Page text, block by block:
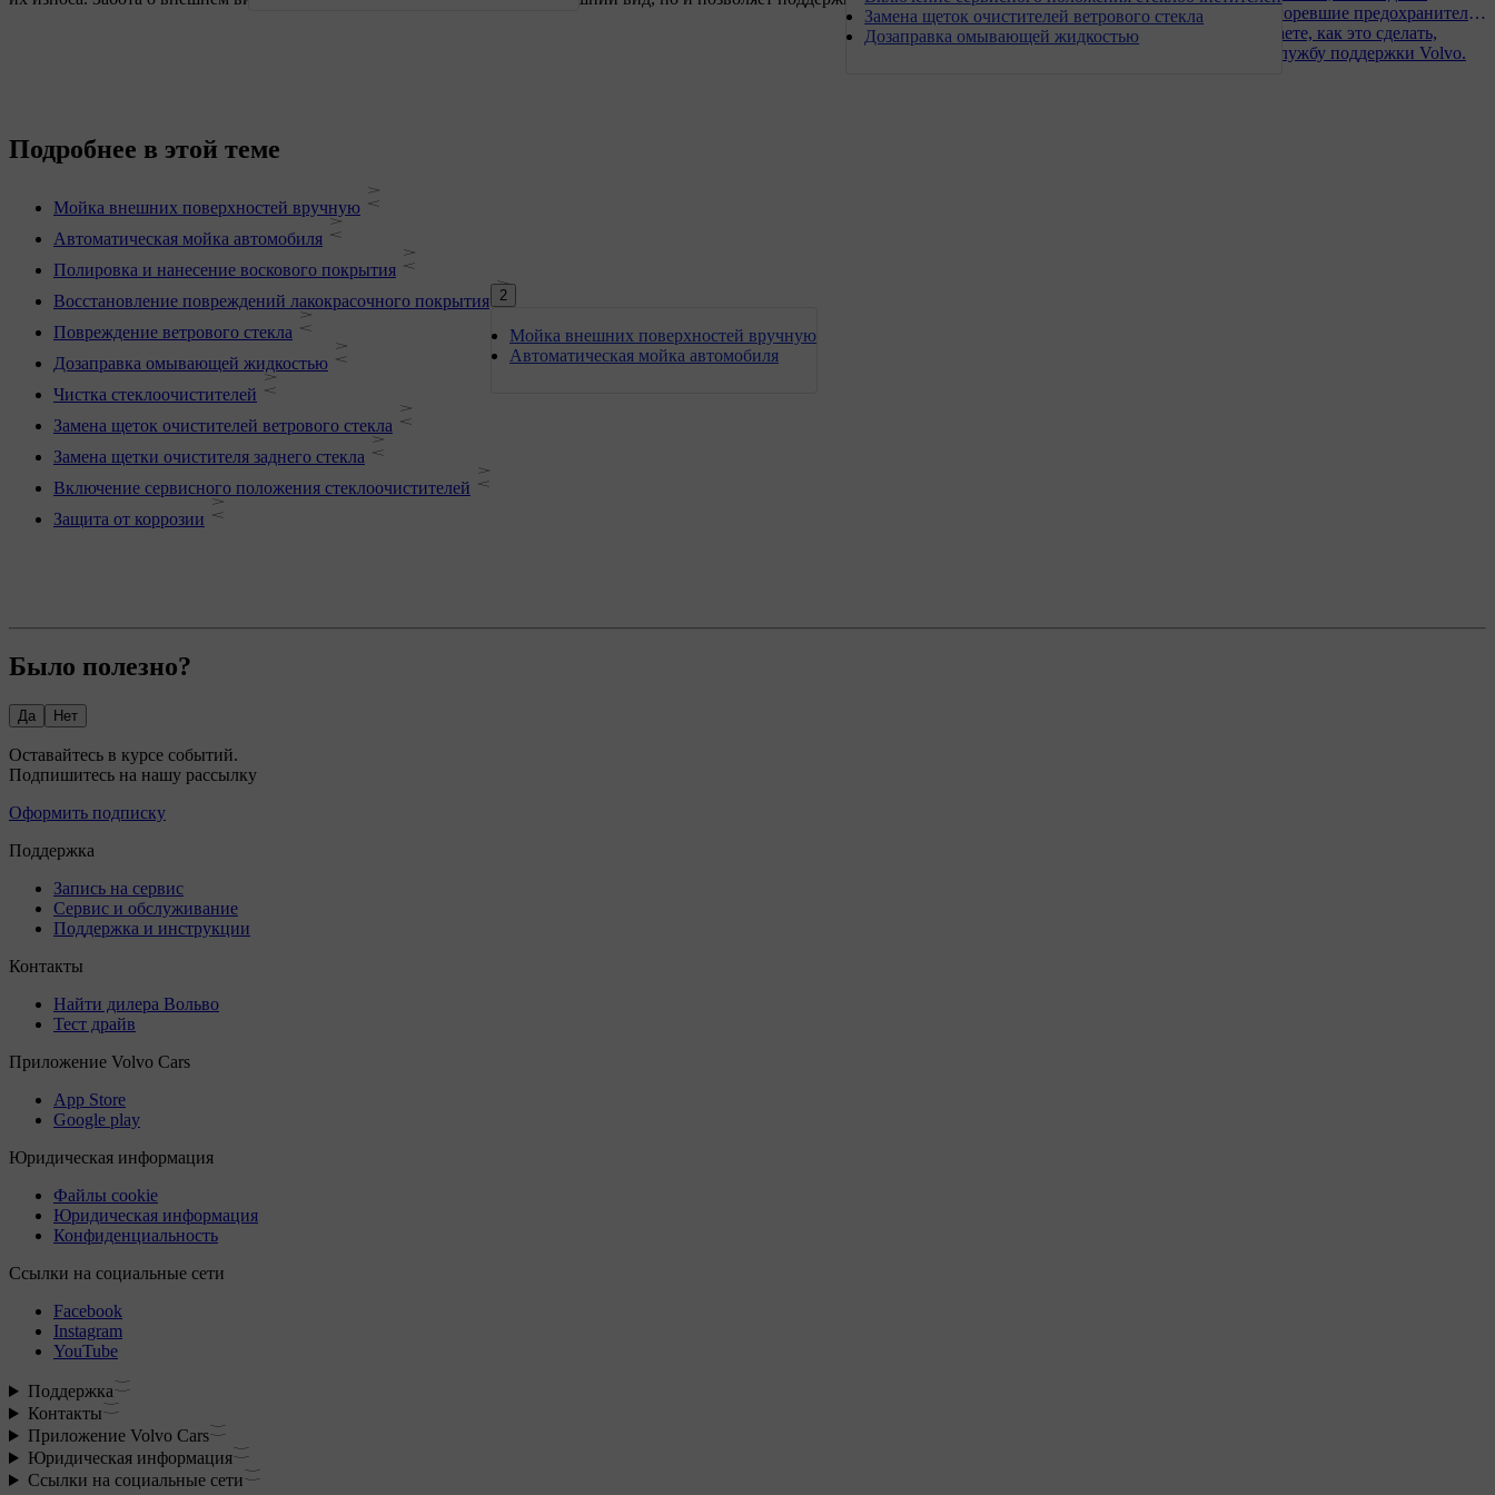
Замена щеток очистителей ветрового стекла
Дозаправка омывающей жидкостью
2
Мойка внешних поверхностей вручную
Автоматическая мойка автомобиля
заменять перегоревшие предохранители.
Если вы не знаете, как это сделать,
обратитесь в службу поддержки Volvo.
Подробнее в этой теме
Мойка внешних поверхностей вручную
Автоматическая мойка автомобиля
Полировка и нанесение воскового покрытия
Восстановление повреждений лакокрасочного покрытия
Повреждение ветрового стекла
Дозаправка омывающей жидкостью
Чистка стеклоочистителей
Замена щеток очистителей ветрового стекла
Замена щетки очистителя заднего стекла
Включение сервисного положения стеклоочистителей
Защита от коррозии
Было полезно?
Да Нет